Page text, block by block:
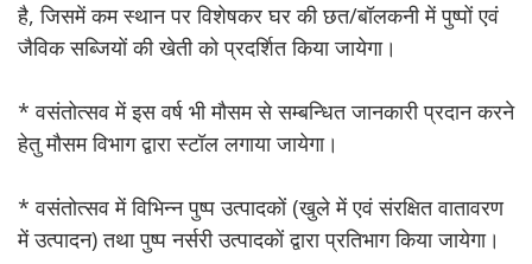
है, जिसमें कम स्थान पर विशेषकर घर की छत/बॉलकनी में पुष्पों एवं
जैविक सब्जियों की खेती को प्रदर्शित किया जायेगा।
* वसंतोत्सव में इस वर्ष भी मौसम से सम्बन्धित जानकारी प्रदान करने
हेतु मौसम विभाग द्वारा स्टॉल लगाया जायेगा।
* वसंतोत्सव में विभिन्न पुष्प उत्पादकों (खुले में एवं संरक्षित वातावरण
में उत्पादन) तथा पुष्प नर्सरी उत्पादकों द्वारा प्रतिभाग किया जायेगा।